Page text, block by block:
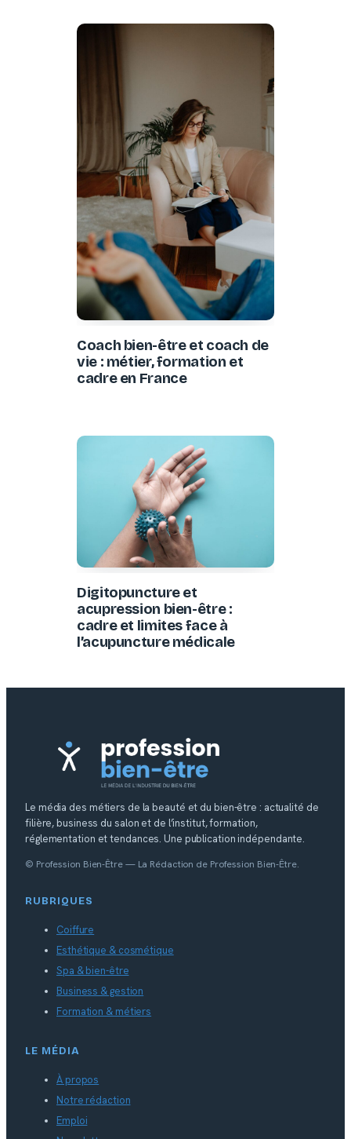
Coach bien-être et coach de
vie : métier, formation et
cadre en France
Digitopuncture et
acupression bien-être :
cadre et limites face à
l’acupuncture médicale
Le média des métiers de la beauté et du bien-être : actualité de
filière, business du salon et de l’institut, formation,
réglementation et tendances. Une publication indépendante.
© Profession Bien-Être — La Rédaction de Profession Bien-Être.
RUBRIQUES
Coiffure
Esthétique & cosmétique
Spa & bien-être
Business & gestion
Formation & métiers
LE MÉDIA
À propos
Notre rédaction
Emploi